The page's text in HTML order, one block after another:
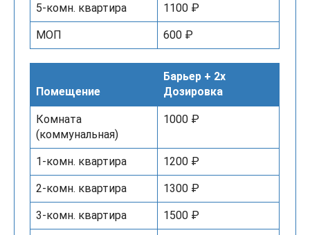
5-комн. квартира 1100 ₽
МОП 600 ₽
Помещение
Барьер + 2x
Дозировка
Комната
(коммунальная)
1000 ₽
1-комн. квартира 1200 ₽
2-комн. квартира 1300 ₽
3-комн. квартира 1500 ₽